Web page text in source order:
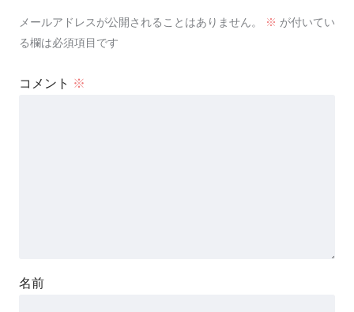
メールアドレスが公開されることはありません。 ※ が付いてい
る欄は必須項目です
コメント ※
名前